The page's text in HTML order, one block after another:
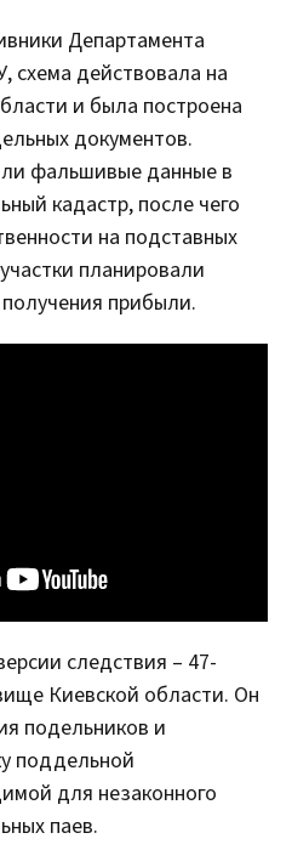
Департамента
схема действовала на
и была построена
документов.
фальшивые данные в
кадастр, после чего
на подставных
планировали
прибыли.
следствия – 47-
Киевской области. Он
подельников и
поддельной
для незаконного
паев.